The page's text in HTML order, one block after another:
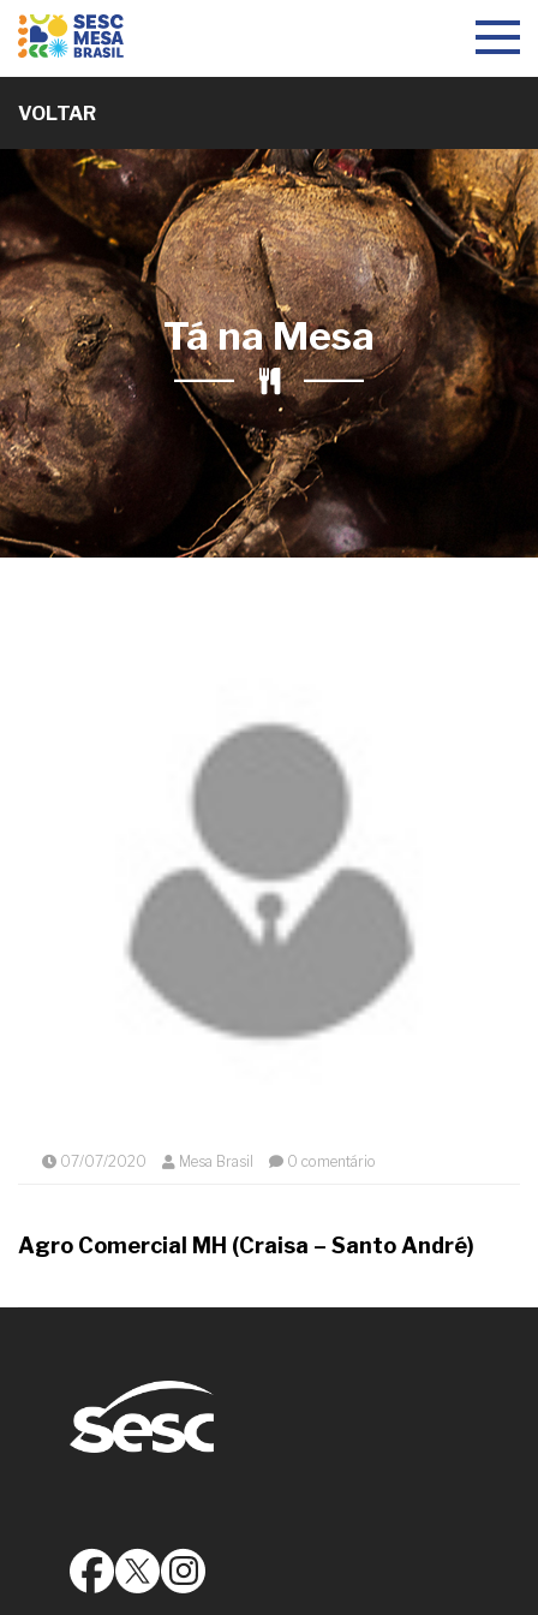
Toggle
VOLTAR
Tá na Mesa
07/07/2020 Mesa Brasil 0 comentário
Agro Comercial MH (Craisa – Santo André)